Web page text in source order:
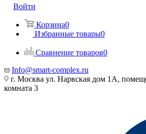
Войти
Корзина0
Избранные товары0
Сравнение товаров0
Info@smart-complex.ru
г. Москва ул. Нарвская дом 1А,
комната 3